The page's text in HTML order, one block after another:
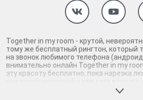
Together in my room - крутой,
тому же бесплатный рингтон, который
на звонок любимого телефона
внимательно онлайн Together in my
эту красоту бесплатно, пока нарезка
шикарной мелодией у каждого второго
первым, кто скачает бесплатно сей